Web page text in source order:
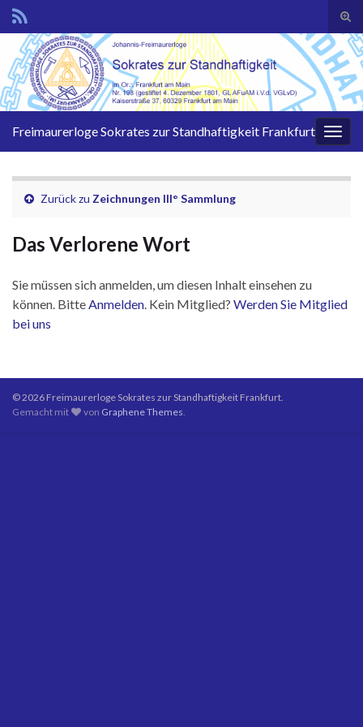
Search for:
Freimaurerloge Sokrates zur Standhaftigkeit Frankfurt
Zurück zu Zeichnungen III° Sammlung
Das Verlorene Wort
Sie müssen sich anmelden, um diesen Inhalt einsehen zu
können. Bitte Anmelden . Kein Mitglied? Werden Sie Mitglied
bei uns
© 2026 Freimaurerloge Sokrates zur Standhaftigkeit Frankfurt.
Gemacht mit
von Graphene Themes